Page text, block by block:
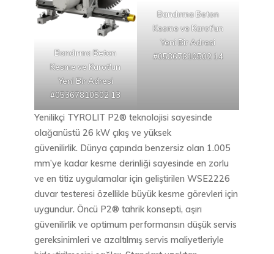
Bandırma Beton
Kesme ve Karot'un
Yeni Bir Adresi
#05367810502 13
Bandırma Beton
Kesme ve Karot'un
Yeni Bir Adresi
#05367810502 14
Yenilikçi TYROLIT P2® teknolojisi sayesinde
olağanüstü 26 kW çıkış ve yüksek
güvenilirlik. Dünya çapında benzersiz olan 1.005
mm’ye kadar kesme derinliği sayesinde en zorlu
ve en titiz uygulamalar için geliştirilen WSE2226
duvar testeresi özellikle büyük kesme görevleri için
uygundur. Öncü P2® tahrik konsepti, aşırı
güvenilirlik ve optimum performansın düşük servis
gereksinimleri ve azaltılmış servis maliyetleriyle